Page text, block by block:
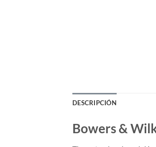
DESCRIPCIÓN
Bowers &